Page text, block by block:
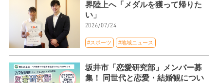
界陸上へ「メダルを獲って帰りた
い」
2026/07/24
#スポーツ #地域ニュース
坂井市「恋愛研究部」メンバー募
集！ 同世代と恋愛・結婚観につい